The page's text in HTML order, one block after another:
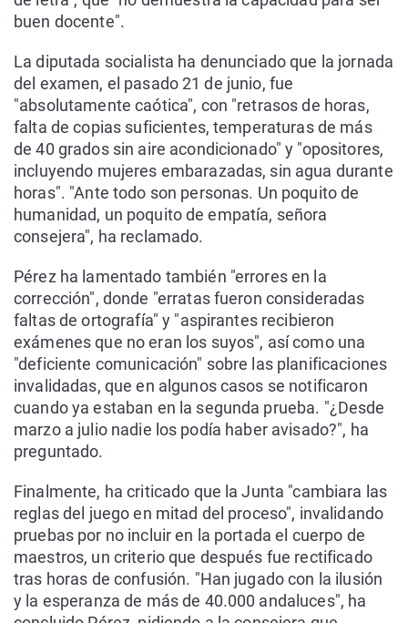
buen docente".
La diputada socialista ha denunciado que la jornada
del examen, el pasado 21 de junio, fue
"absolutamente caótica", con "retrasos de horas,
falta de copias suficientes, temperaturas de más
de 40 grados sin aire acondicionado" y "opositores,
incluyendo mujeres embarazadas, sin agua durante
horas". "Ante todo son personas. Un poquito de
humanidad, un poquito de empatía, señora
consejera", ha reclamado.
Pérez ha lamentado también "errores en la
corrección", donde "erratas fueron consideradas
faltas de ortografía" y "aspirantes recibieron
exámenes que no eran los suyos", así como una
"deficiente comunicación" sobre las planificaciones
invalidadas, que en algunos casos se notificaron
cuando ya estaban en la segunda prueba. "¿Desde
marzo a julio nadie los podía haber avisado?", ha
preguntado.
Finalmente, ha criticado que la Junta "cambiara las
reglas del juego en mitad del proceso", invalidando
pruebas por no incluir en la portada el cuerpo de
maestros, un criterio que después fue rectificado
tras horas de confusión. "Han jugado con la ilusión
y la esperanza de más de 40.000 andaluces", ha